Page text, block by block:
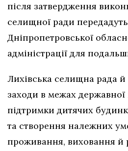
після затвердження
селищної ради
Дніпропетровської
адміністрації для
Лихівська селищна рада й
заходи в межах
підтримки дитячих
та створення належних
проживання, виховання й